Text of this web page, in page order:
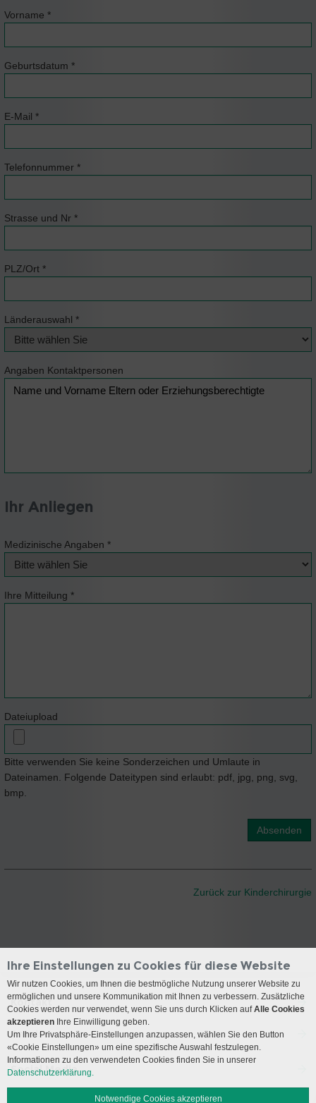
Vorname *
Geburtsdatum *
E-Mail *
Telefonnummer *
Strasse und Nr *
PLZ/Ort *
Länderauswahl *
Angaben Kontaktpersonen
Ihr Anliegen
Medizinische Angaben *
Ihre Mitteilung *
Dateiupload
Bitte verwenden Sie keine Sonderzeichen und Umlaute in
Dateinamen. Folgende Dateitypen sind erlaubt: pdf, jpg, png, svg,
bmp.
Absenden
Zurück zur Kinderchirurgie
Kontakt
Anreise
Social Media
Ihre Einstellungen zu Cookies für diese Website
Wir nutzen Cookies, um Ihnen die bestmögliche Nutzung unserer Website zu
ermöglichen und unsere Kommunikation mit Ihnen zu verbessern. Zusätzliche
Cookies werden nur verwendet, wenn Sie uns durch Klicken aufAlle Cookies
akzeptieren Ihre Einwilligung geben.
Um Ihre Privatsphäre-Einstellungen anzupassen, wählen Sie den Button
«Cookie Einstellungen» um eine spezifische Auswahl festzulegen.
Informationen zu den verwendeten Cookies finden Sie in unserer
Datenschutzerklärung.
Notwendige Cookies akzeptieren